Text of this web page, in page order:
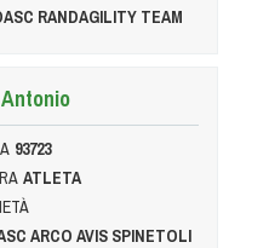
RANDAGILITY TEAM
93723
ATLETA
ARCO AVIS SPINETOLI
Cinofili
Campagna
e Training Sporting